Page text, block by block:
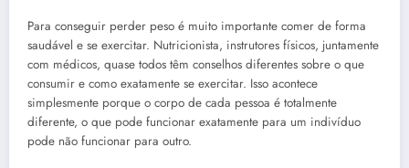
Para conseguir perder peso é muito importante comer de forma
saudável e se exercitar. Nutricionista, instrutores físicos, juntamente
com médicos, quase todos têm conselhos diferentes sobre o que
consumir e como exatamente se exercitar. Isso acontece
simplesmente porque o corpo de cada pessoa é totalmente
diferente, o que pode funcionar exatamente para um indivíduo
pode não funcionar para outro.